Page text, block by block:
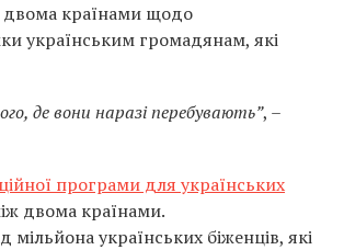
двома країнами щодо
українським громадянам, які
де вони наразі перебувають”, –
програми для українських
двома країнами.
українських біженців, які